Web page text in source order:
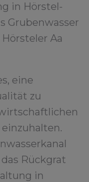
in Hörstel-
Grubenwasser
Aa
eine
zu
Rückgrat
in